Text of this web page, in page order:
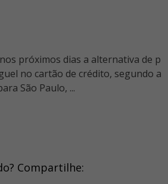
nos próximos dias a alternativa de p
no cartão de crédito, segundo a
São Paulo, ...
Compartilhe: